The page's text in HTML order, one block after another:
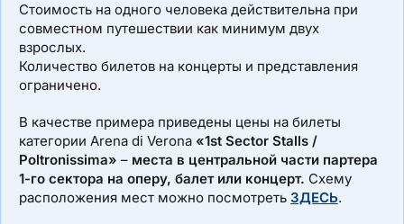
Стоимость на одного человека действительна при
совместном путешествии как минимум двух
взрослых.
Количество билетов на концерты и представления
ограничено.
В качестве примера приведены цены на билеты
категории Arena di Verona «1st Sector Stalls /
Poltronissima» – места в центральной части партера
1-го сектора на оперу, балет или концерт. Схему
расположения мест можно посмотреть ЗДЕСЬ.